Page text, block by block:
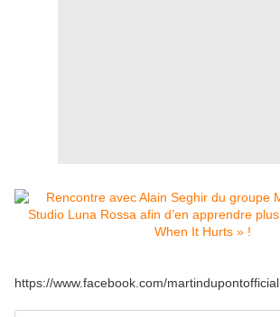
https://www.facebook.com/martindupontofficial